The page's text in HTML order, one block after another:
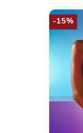
-15%